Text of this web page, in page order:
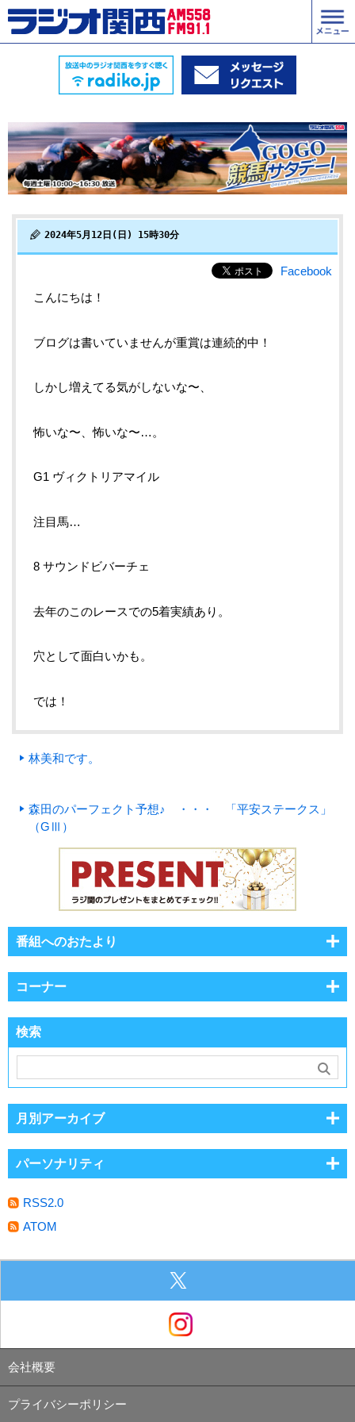
2024年5月12日(日) 15時30分
Facebook
こんにちは！
ブログは書いていませんが重賞は連続的中！
しかし増えてる気がしないな〜、
怖いな〜、怖いな〜…。
G1 ヴィクトリアマイル
注目馬…
8 サウンドビバーチェ
去年のこのレースでの5着実績あり。
穴として面白いかも。
では！
林美和です。
森田のパーフェクト予想♪ ・・・ 「平安ステークス」
（GⅢ）
番組へのおたより
コーナー
検索
月別アーカイブ
パーソナリティ
RSS2.0
ATOM
会社概要
プライバシーポリシー